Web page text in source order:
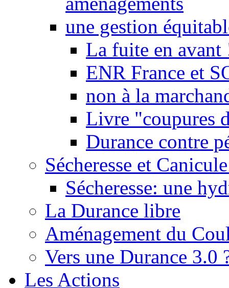
une gestion
La fuite en avant
ENR France et
non à la
Livre "coupures
Durance contre
Sécheresse et
Sécheresse: une
La Durance libre
Aménagement du
Vers une Durance 3.0
Les Actions